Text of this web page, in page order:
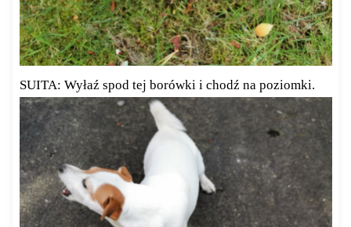
SUITA: Wyłaź spod tej borówki i chodź na poziomki.